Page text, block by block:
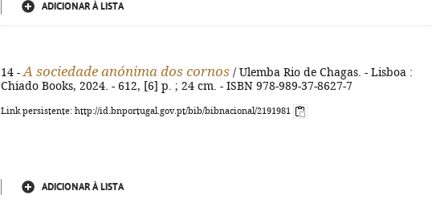
ADICIONAR À LISTA
14 - A sociedade anónima dos cornos / Ulemba Rio de Chagas. - Lisboa :
Chiado Books, 2024. - 612, [6] p. ; 24 cm. - ISBN 978-989-37-8627-7
Link persistente: http://id.bnportugal.gov.pt/bib/bibnacional/2191981
ADICIONAR À LISTA